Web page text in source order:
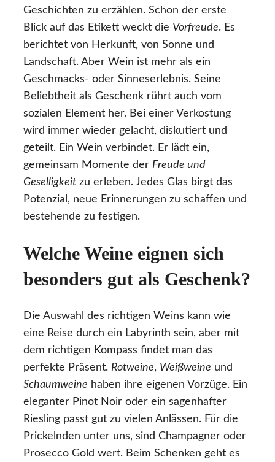
Geschichten zu erzählen. Schon der erste
Blick auf das Etikett weckt die Vorfreude. Es
berichtet von Herkunft, von Sonne und
Landschaft. Aber Wein ist mehr als ein
Geschmacks- oder Sinneserlebnis. Seine
Beliebtheit als Geschenk rührt auch vom
sozialen Element her. Bei einer Verkostung
wird immer wieder gelacht, diskutiert und
geteilt. Ein Wein verbindet. Er lädt ein,
gemeinsam Momente der Freude und
Geselligkeit zu erleben. Jedes Glas birgt das
Potenzial, neue Erinnerungen zu schaffen und
bestehende zu festigen.
Welche Weine eignen sich
besonders gut als Geschenk?
Die Auswahl des richtigen Weins kann wie
eine Reise durch ein Labyrinth sein, aber mit
dem richtigen Kompass findet man das
perfekte Präsent. Rotweine, Weißweine und
Schaumweine haben ihre eigenen Vorzüge. Ein
eleganter Pinot Noir oder ein sagenhafter
Riesling passt gut zu vielen Anlässen. Für die
Prickelnden unter uns, sind Champagner oder
Prosecco Gold wert. Beim Schenken geht es